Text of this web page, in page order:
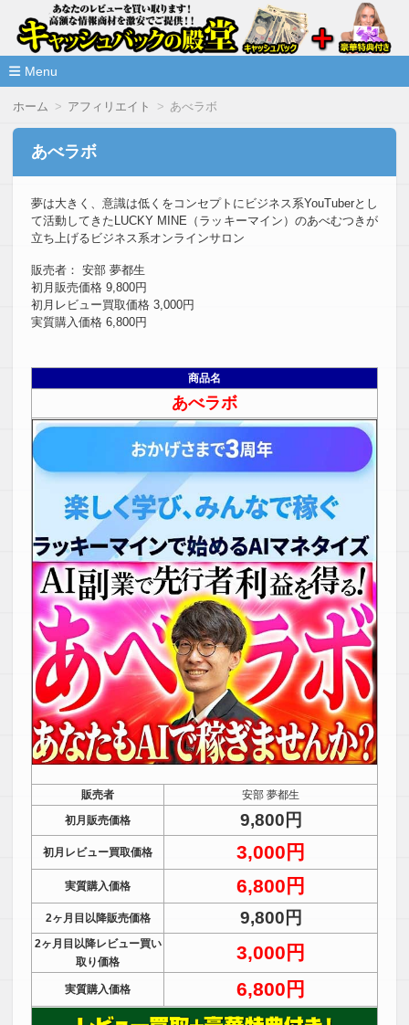
情報商材激安サイト・キャッシ
ュバックの殿堂
高額な情報商材をレビューを買い取ることで激安で購入できま
Menu
ホーム アフィリエイト あべラボ
あべラボ
夢は大きく、意識は低くをコンセプトにビジネス系YouTuberとし
て活動してきたLUCKY MINE（ラッキーマイン）のあべむつきが
立ち上げるビジネス系オンラインサロン
販売者： 安部 夢都生
初月販売価格 9,800円
初月レビュー買取価格 3,000円
実質購入価格 6,800円
商品名
あべラボ
販売者
安部 夢都生
初月販売価格
9,800円
初月 レビュー買取価格 3,000円
実質購入価格 6,800円
2ヶ月目以降販売価格 9,800円
2ヶ月目以降レビュー買い
取り価格
3,000円
実質購入価格 6,800円